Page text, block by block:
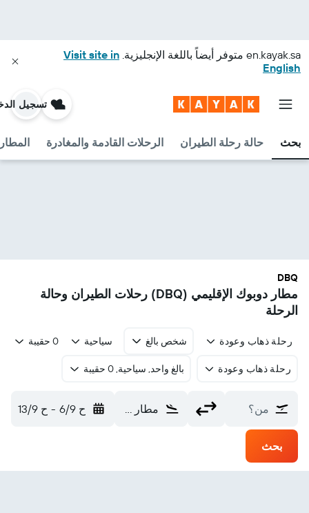
en.kayak.sa متوفر أيضاً باللغة الإنجليزية. Visit site in
English
بحث حالة رحلة الطيران الرحلات القادمة والمغادرة
تسجيل
DBQ
مطار دوبوك الإقليمي (DBQ) رحلات الطيران وحالة
الرحلة
رحلة ذهاب وعودة شخص بالغ سياحية 0 حقيبة
رحلة ذهاب وعودة بالغ واحد, سياحية, 0 حقيبة
من؟ مطار دوبوك الإقليمي (DBQ) ح 6/9 - ح 13/9
بحث